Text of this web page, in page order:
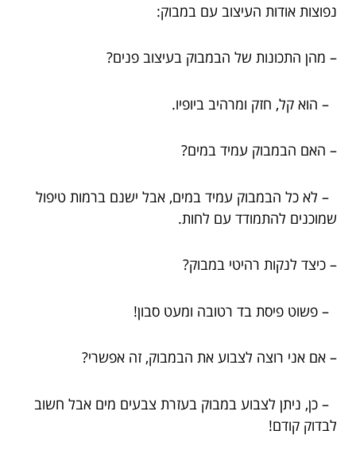
נפוצות אודות העיצוב עם במבוק:
– מהן התכונות של הבמבוק בעיצוב פנים?
– הוא קל, חזק ומרהיב ביופיו.
– האם הבמבוק עמיד במים?
– לא כל הבמבוק עמיד במים, אבל ישנם ברמות טיפול
שמוכנים להתמודד עם לחות.
– כיצד לנקות רהיטי במבוק?
– פשוט פיסת בד רטובה ומעט סבון!
– אם אני רוצה לצבוע את הבמבוק, זה אפשרי?
– כן, ניתן לצבוע במבוק בעזרת צבעים מים אבל חשוב
לבדוק קודם!